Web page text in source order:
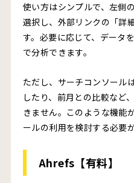
使い方はシンプルで、左側
選択し、外部リンクの「詳
す。必要に応じて、データ
で分析できます。
ただし、サーチコンソール
したり、前月との比較など
きません。このような機能
ールの利用を検討する必要
Ahrefs【有料】